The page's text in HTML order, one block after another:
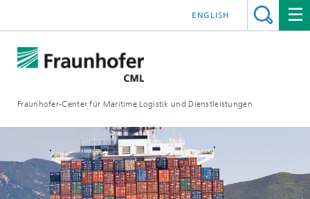
Fraunhofer-Center für Maritime Logistik und Dienstleistungen
ENGLISH